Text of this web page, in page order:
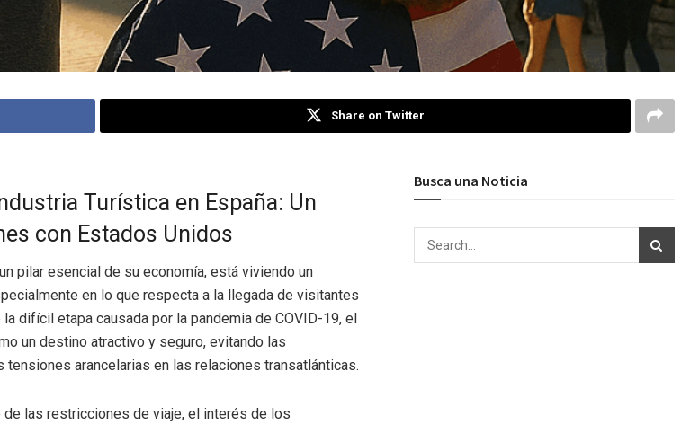
Share on Twitter
Turística en España: Un
con Estados Unidos
pilar esencial de su economía, está viviendo un
en lo que respecta a la llegada de visitantes
difícil etapa causada por la pandemia de COVID-19, el
un destino atractivo y seguro, evitando las
arancelarias en las relaciones transatlánticas.
las restricciones de viaje, el interés de los
Busca una Noticia